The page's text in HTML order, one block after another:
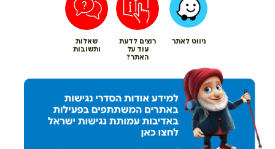
ניווט לאתר
רוצים לדעת
עוד על
האתר?
שאלות
ותשובות